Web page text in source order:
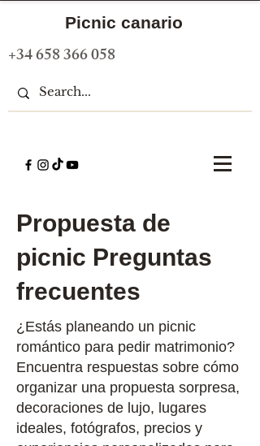
Picnic canario
+34 658 366 058
Propuesta de
picnic Preguntas
frecuentes
¿Estás planeando un picnic
romántico para pedir matrimonio?
Encuentra respuestas sobre cómo
organizar una propuesta sorpresa,
decoraciones de lujo, lugares
ideales, fotógrafos, precios y